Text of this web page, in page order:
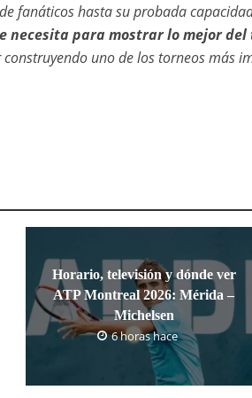
fanáticos hasta su probada
necesita para mostrar lo mejor del
uno de los torneos más
Horario, televisión y dónde ver
ATP Montreal 2026: Mérida –
Michelsen
6 horas hace